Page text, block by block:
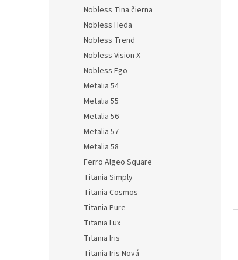
Nobless Tina čierna
Nobless Heda
Nobless Trend
Nobless Vision X
Nobless Ego
Metalia 54
Metalia 55
Metalia 56
Metalia 57
Metalia 58
Ferro Algeo Square
Titania Simply
Titania Cosmos
Titania Pure
Titania Lux
Titania Iris
Titania Iris Nová